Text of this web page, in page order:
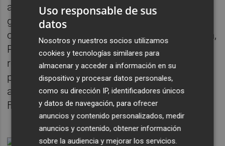
actuaciones de futuro para la ciudad, aún no
gobernándola. Es el tiempo de la
construcción de la escuela Hogar de Morella,
Premio Nacional de arquitectura, la
rehabilitación de la Iglesia de Sant Miquel
para Centro de Salud o las primeras
actuaciones para la recuperación de la
Fábrica Giner de Morella.
Uso responsable de sus
datos
Nosotros y nuestros socios utilizamos
cookies y tecnologías similares para
almacenar y acceder a información en su
dispositivo y procesar datos personales,
como su dirección IP, identificadores únicos
y datos de navegación, para ofrecer
anuncios y contenido personalizados, medir
anuncios y contenido, obtener información
sobre la audiencia y mejorar los servicios.